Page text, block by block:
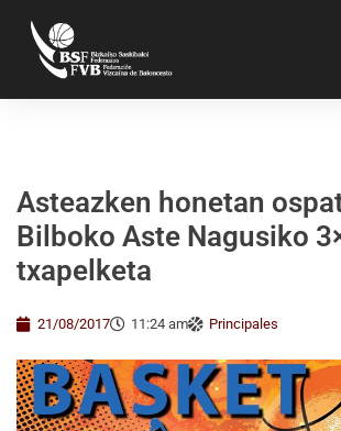
Asteazken honetan
Bilboko Aste Nagusiko
txapelketa
21/08/2017 11:24 am Principales